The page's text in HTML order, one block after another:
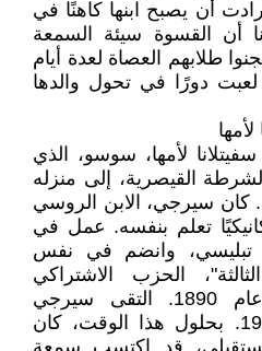
أن يصبح ابنها كاهنًا في
أن القسوة سيئة السمعة
طلابهم العصاة لعدة أيام
دورًا في تحول والدها
لأمها، سوسو، الذي
القيصرية، إلى منزله
كان سيرجي، الابن الروسي
تعلم بنفسه. عمل في
تبليسي، وانضم في نفس
الحزب الاشتراكي
الجورجي، الذي تأسس عام 1890. التقى سيرجي
بسوسو لأول مرة عام 1900. بحلول هذا الوقت، كان